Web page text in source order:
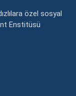
özel sosyal
Enstitüsü